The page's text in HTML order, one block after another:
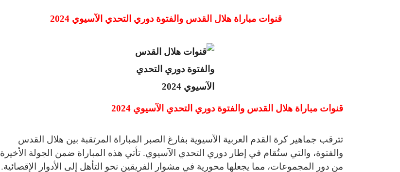
قنوات مباراة هلال القدس والفتوة دوري التحدي الآسيوي2024
قنوات مباراة هلال القدس والفتوة دوري التحدي الآسيوي 2024
تترقب جماهير كرة القدم العربية الآسيوية بفارغ الصبر المباراة المرتقبة بين هلال القدس
والفتوة، والتي ستُقام في إطار دوري التحدي الآسيوي. تأتي هذه المباراة ضمن الجولة الأخيرة
من دور المجموعات، مما يجعلها محورية في مشوار الفريقين نحو التأهل إلى الأدوار الإقصائية.